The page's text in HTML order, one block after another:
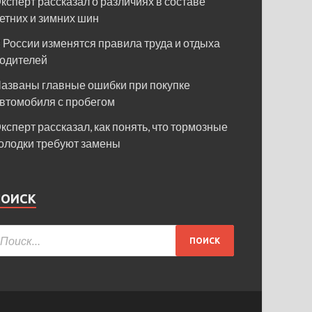
и зимних шин
России изменятся правила труда и отдыха
главные ошибки при покупке
с пробегом
рассказал, как понять, что тормозные
требуют замены